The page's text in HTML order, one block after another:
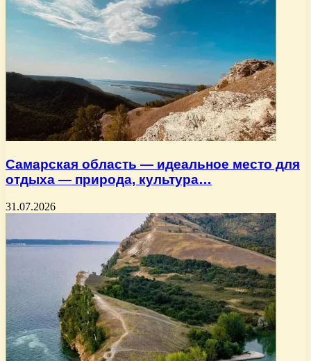
Самарская область — идеальное место для
отдыха — природа, культура…
31.07.2026